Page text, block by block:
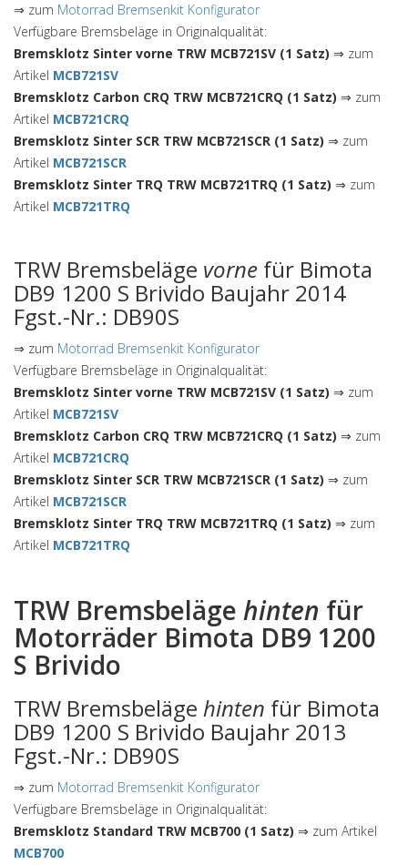
⇒ zum Motorrad Bremsenkit Konfigurator
Verfügbare Bremsbeläge in Originalqualität:
Bremsklotz Sinter vorne TRW MCB721SV (1 Satz) ⇒ zum
Artikel MCB721SV
Bremsklotz Carbon CRQ TRW MCB721CRQ (1 Satz) ⇒ zum
Artikel MCB721CRQ
Bremsklotz Sinter SCR TRW MCB721SCR (1 Satz) ⇒ zum
Artikel MCB721SCR
Bremsklotz Sinter TRQ TRW MCB721TRQ (1 Satz) ⇒ zum
Artikel MCB721TRQ
TRW Bremsbeläge vorne für Bimota
DB9 1200 S Brivido Baujahr 2014
Fgst.-Nr.: DB90S
⇒ zum Motorrad Bremsenkit Konfigurator
Verfügbare Bremsbeläge in Originalqualität:
Bremsklotz Sinter vorne TRW MCB721SV (1 Satz) ⇒ zum
Artikel MCB721SV
Bremsklotz Carbon CRQ TRW MCB721CRQ (1 Satz) ⇒ zum
Artikel MCB721CRQ
Bremsklotz Sinter SCR TRW MCB721SCR (1 Satz) ⇒ zum
Artikel MCB721SCR
Bremsklotz Sinter TRQ TRW MCB721TRQ (1 Satz) ⇒ zum
Artikel MCB721TRQ
TRW Bremsbeläge hinten für
Motorräder Bimota DB9 1200
S Brivido
TRW Bremsbeläge hinten für Bimota
DB9 1200 S Brivido Baujahr 2013
Fgst.-Nr.: DB90S
⇒ zum Motorrad Bremsenkit Konfigurator
Verfügbare Bremsbeläge in Originalqualität:
Bremsklotz Standard TRW MCB700 (1 Satz) ⇒ zum Artikel
MCB700